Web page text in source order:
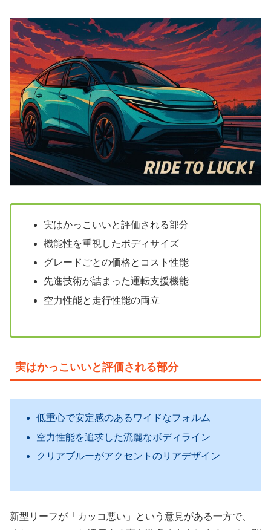
実はかっこいいと評価される部分
機能性を重視したボディサイズ
グレードごとの価格とコスト性能
先進技術が詰まった運転支援機能
空力性能と走行性能の両立
実はかっこいいと評価される部分
低重心で安定感のあるワイドなフォルム
空力性能を追求した流麗なボディライン
クリアブルーがアクセントのリアデザイン
新型リーフが「カッコ悪い」という意見がある一方で、